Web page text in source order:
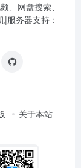
、网盘搜索、
服务器支持：
关于本站